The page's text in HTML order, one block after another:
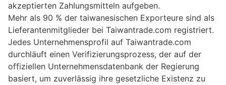
akzeptierten Zahlungsmitteln aufgeben.
Mehr als 90 % der taiwanesischen Exporteure sind als
Lieferantenmitglieder bei Taiwantrade.com registriert.
Jedes Unternehmensprofil auf Taiwantrade.com
durchläuft einen Verifizierungsprozess, der auf der
offiziellen Unternehmensdatenbank der Regierung
basiert, um zuverlässig ihre gesetzliche Existenz zu